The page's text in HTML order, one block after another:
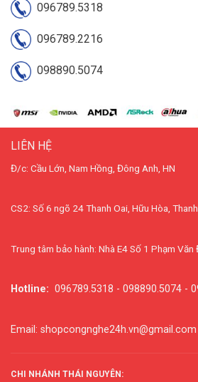
096789.5318
096789.2216
098890.5074
LIÊN HỆ
Đ/c: Cầu Lớn, Nam Hồng, Đông Anh, HN
CS2: Số 6 ngõ 24 Thanh Oai, Hữu Hòa,
Trung tâm bảo hành: Nhà E4 Số 1 Phạm Văn
Hotline: 096789.5318 - 098890.5074 -
Email: shopcongnghe24h.vn@gmail.com
CHI NHÁNH THÁI NGUYÊN: